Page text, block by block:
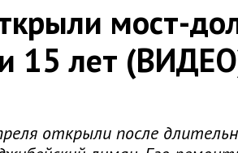
мост-
15 лет
открыли после